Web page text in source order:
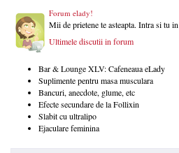
Forum elady!
Mii de prietene te asteapta. Intra si tu in
Ultimele discutii in forum
Bar & Lounge XLV: Cafeneaua eLady
Suplimente pentru masa musculara
Bancuri, anecdote, glume, etc
Efecte secundare de la Follixin
Slabit cu ultralipo
Ejaculare feminina